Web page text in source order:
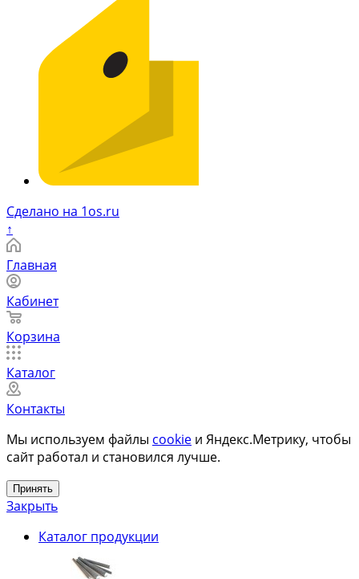
Сделано на 1os.ru
↑
Главная
Кабинет
Корзина
Каталог
Контакты
Мы используем файлы cookie и Яндекс.Метрику, чтобы
сайт работал и становился лучше.
Принять
Закрыть
Каталог продукции